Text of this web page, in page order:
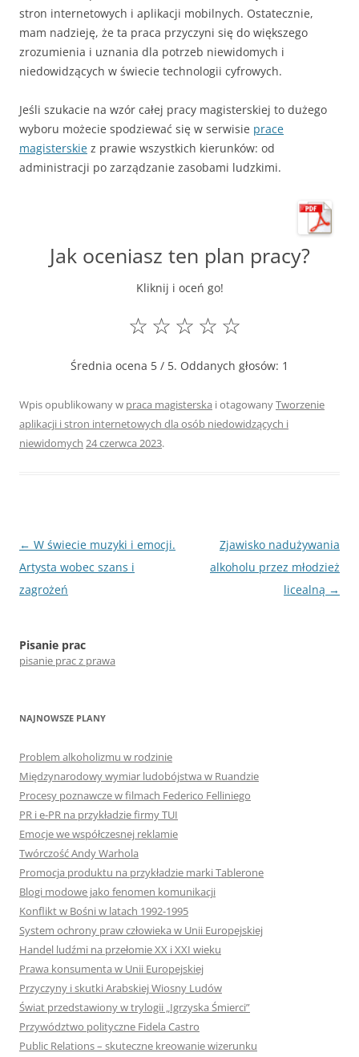
stron internetowych i aplikacji mobilnych. Ostatecznie,
mam nadzieję, że ta praca przyczyni się do większego
zrozumienia i uznania dla potrzeb niewidomych i
niedowidzących w świecie technologii cyfrowych.
Jeśli szukacie na wzór całej pracy magisterskiej to dużego
wyboru możecie spodziewać się w serwisie prace
magisterskie z prawie wszystkich kierunków: od
administracji po zarządzanie zasobami ludzkimi.
Jak oceniasz ten plan pracy?
Kliknij i oceń go!
☆
☆
☆
☆
☆
Średnia ocena 5 / 5. Oddanych głosów: 1
Wpis opublikowany w praca magisterska i otagowanyTworzenie
aplikacji i stron internetowych dla osób niedowidzących i
niewidomych 24 czerwca 2023.
Nawigacja
wpisu
← W świecie muzyki i emocji.
Artysta wobec szans i
zagrożeń
Zjawisko nadużywania
alkoholu przez młodzież
licealną →
Pisanie prac
pisanie prac z prawa
NAJNOWSZE PLANY
Problem alkoholizmu w rodzinie
Międzynarodowy wymiar ludobójstwa w Ruandzie
Procesy poznawcze w filmach Federico Felliniego
PR i e-PR na przykładzie firmy TUI
Emocje we współczesnej reklamie
Twórczość Andy Warhola
Promocja produktu na przykładzie marki Tablerone
Blogi modowe jako fenomen komunikacji
Konflikt w Bośni w latach 1992-1995
System ochrony praw człowieka w Unii Europejskiej
Handel ludźmi na przełomie XX i XXI wieku
Prawa konsumenta w Unii Europejskiej
Przyczyny i skutki Arabskiej Wiosny Ludów
Świat przedstawiony w trylogii „Igrzyska Śmierci”
Przywództwo polityczne Fidela Castro
Public Relations – skuteczne kreowanie wizerunku